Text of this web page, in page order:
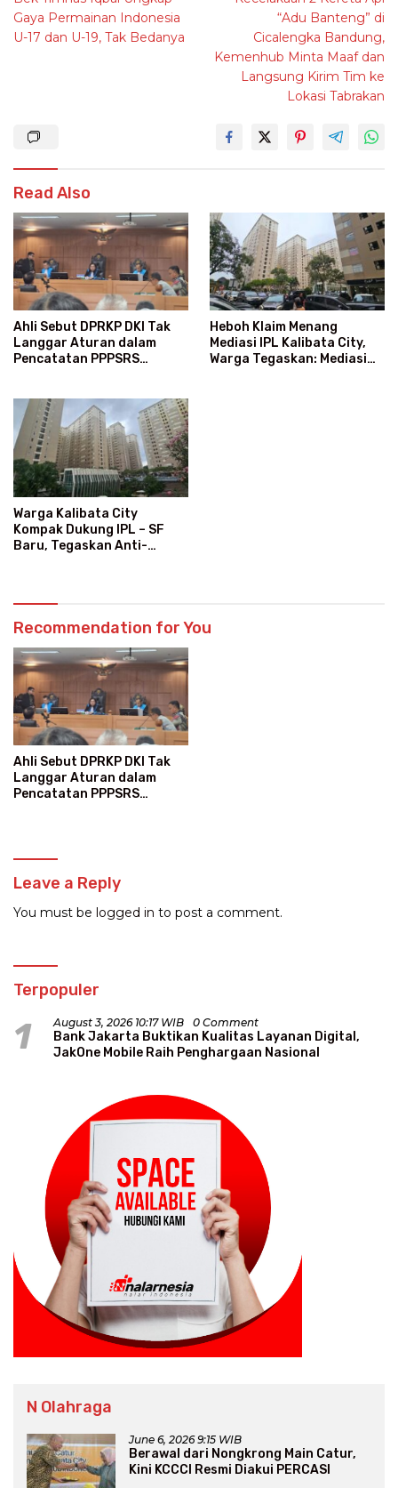
Gaya Permainan Indonesia
U-17 dan U-19, Tak Bedanya
“Adu Banteng” di
Cicalengka Bandung,
Kemenhub Minta Maaf dan
Langsung Kirim Tim ke
Lokasi Tabrakan
Read Also
Ahli Sebut DPRKP DKI Tak
Langgar Aturan dalam
Pencatatan PPPSRS
Heboh Klaim Menang
Mediasi IPL Kalibata City,
Warga Tegaskan: Mediasi
Warga Kalibata City
Kompak Dukung IPL – SF
Baru, Tegaskan Anti-
Recommendation for You
Ahli Sebut DPRKP DKI Tak
Langgar Aturan dalam
Pencatatan PPPSRS
Leave a Reply
You must be logged in to post a comment.
Terpopuler
1 August 3, 2026 10:17 WIB 0 Comment
Bank Jakarta Buktikan Kualitas Layanan Digital,
JakOne Mobile Raih Penghargaan Nasional
N Olahraga
June 6, 2026 9:15 WIB
Berawal dari Nongkrong Main Catur,
Kini KCCCI Resmi Diakui PERCASI